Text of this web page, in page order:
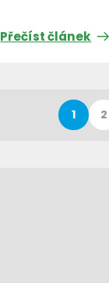
Přečíst článek
1 2